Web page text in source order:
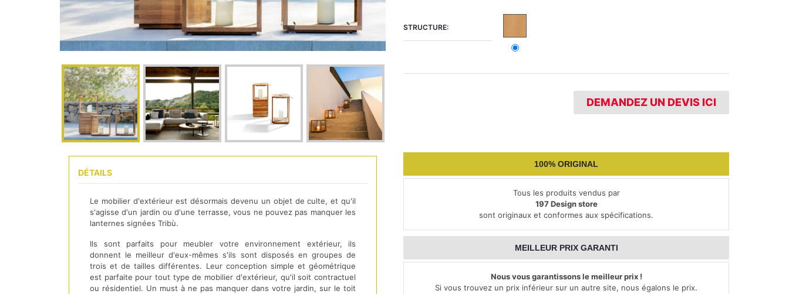
DÉTAILS
Le mobilier d'extérieur est désormais devenu un objet de culte, et qu'il
s'agisse d'un jardin ou d'une terrasse, vous ne pouvez pas manquer les
lanternes signées Tribù.
Ils sont parfaits pour meubler votre environnement extérieur, ils
donnent le meilleur d'eux-mêmes s'ils sont disposés en groupes de
trois et de tailles différentes. Leur conception simple et géométrique
est parfaite pour tout type de mobilier d'extérieur, qu'il soit contractuel
ou résidentiel. Un must à ne pas manquer dans votre jardin, sur le toit
STRUCTURE:
DEMANDEZ UN DEVIS ICI
100% ORIGINAL
Tous les produits vendus par
197 Design store
sont originaux et conformes aux spécifications.
MEILLEUR PRIX GARANTI
Nous vous garantissons le meilleur prix !
Si vous trouvez un prix inférieur sur un autre site, nous égalons le prix.